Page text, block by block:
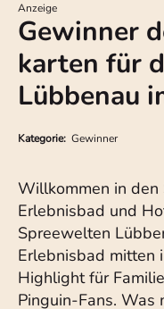
Anzeige
Gewinner
karten für
Lübbenau
Kategorie: Gewinner
Willkommen in den
Erlebnisbad und
Spreewelten
Erlebnisbad mitten
Highlight für
Pinguin-Fans. Was